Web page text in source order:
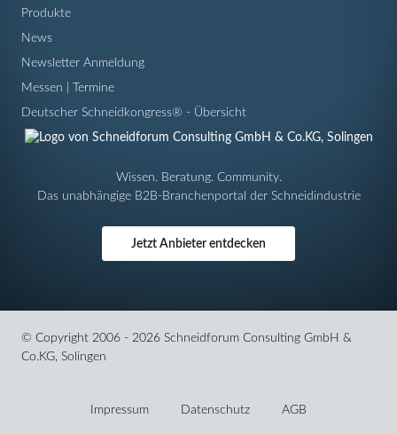
Produkte
News
Newsletter Anmeldung
Messen | Termine
Deutscher Schneidkongress® - Übersicht
Wissen. Beratung. Community.
Das unabhängige B2B-Branchenportal der Schneidindustrie
Jetzt Anbieter entdecken
© Copyright 2006 - 2026 Schneidforum Consulting GmbH &
Co.KG, Solingen
überspringen
Impressum Datenschutz AGB